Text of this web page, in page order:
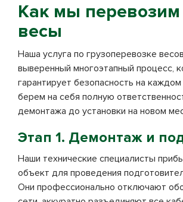
Как мы
весы
Наша услуга по грузоперевозке
выверенный многоэтапный процесс,
гарантирует безопасность на
берем на себя полную
демонтажа до установки на новом
Этап 1. Демонтаж и
Наши технические специалисты
объект для проведения
Они профессионально отключают